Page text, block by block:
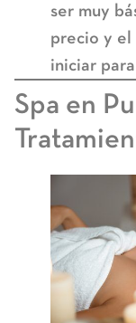
ser muy
precio y el
iniciar
Spa en